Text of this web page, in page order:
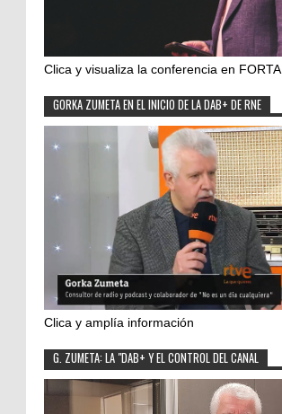
Clica y visualiza la conferencia en FORTA
GORKA ZUMETA EN EL INICIO DE LA DAB+ DE RNE
Clica y amplía información
G. ZUMETA: LA "DAB+ Y EL CONTROL DEL CANAL